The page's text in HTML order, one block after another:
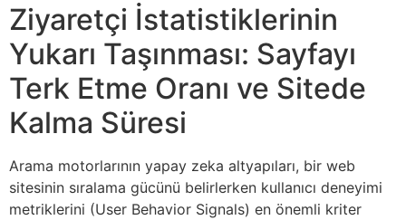
Ziyaretçi İstatistiklerinin
Yukarı Taşınması: Sayfayı
Terk Etme Oranı ve Sitede
Kalma Süresi
Arama motorlarının yapay zeka altyapıları, bir web
sitesinin sıralama gücünü belirlerken kullanıcı deneyimi
metriklerini (User Behavior Signals) en önemli kriter